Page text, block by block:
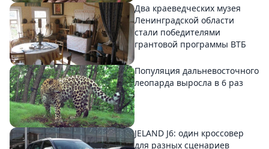
Два краеведческих музея
Ленинградской области
стали победителями
грантовой программы ВТБ
Популяция дальневосточного
леопарда выросла в 6 раз
JELAND J6: один кроссовер
для разных сценариев